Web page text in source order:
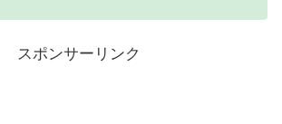
スポンサーリンク